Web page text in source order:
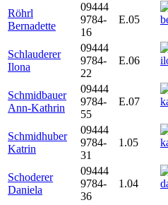
Röhrl
Bernadette
09444
9784-
16
E.05
Schlauderer
Ilona
09444
9784-
22
E.06
Schmidbauer
Ann-Kathrin
09444
9784-
55
E.07
Schmidhuber
Katrin
09444
9784-
31
1.05
Schoderer
Daniela
09444
9784-
36
1.04